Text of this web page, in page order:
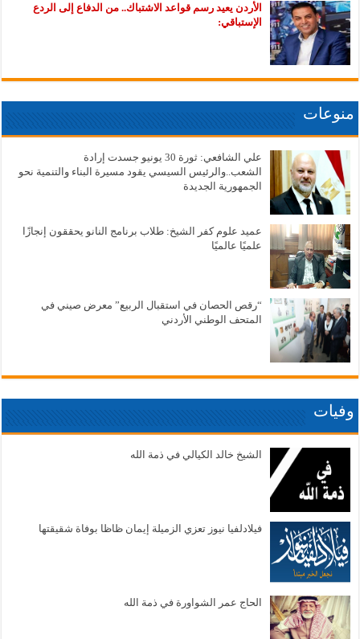
الأردن يعيد رسم قواعد الاشتباك.. من الدفاع إلى الردع
الإستباقي:
منوعات
علي الشافعي: ثورة 30 يونيو جسدت إرادة
الشعب..والرئيس السيسي يقود مسيرة البناء والتنمية نحو
الجمهورية الجديدة
عميد علوم كفر الشيخ: طلاب برنامج النانو يحققون إنجازًا
علميًا عالميًا
“رقص الحصان في استقبال الربيع” معرض صيني في
المتحف الوطني الأردني
وفيات
الشيخ خالد الكيالي في ذمة الله
فيلادلفيا نيوز تعزي الزميلة إيمان ظاظا بوفاة شقيقتها
الحاج عمر الشواورة في ذمة الله